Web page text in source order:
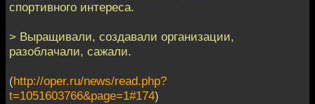
спортивного интереса.
> Выращивали, создавали организации,
разоблачали, сажали.
(http://oper.ru/news/read.php?
t=1051603766&page=1#174)